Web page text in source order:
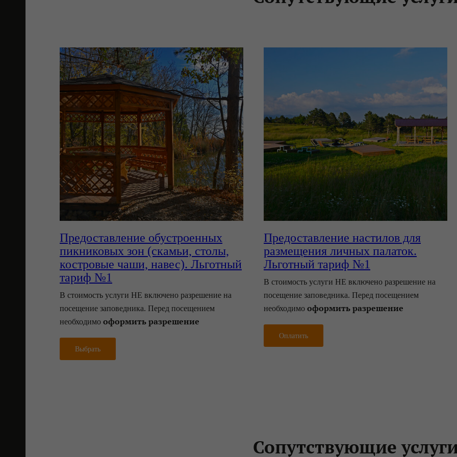
Предоставление обустроенных
пикниковых зон (скамьи, столы,
костровые чаши, навес)‎. Льготный
тариф №1
В стоимость услуги НЕ включено разрешение на
посещение заповедника. Перед посещением
необходимо оформить разрешение
Выбрать
Предоставление настилов для
размещения личных палаток‎.
Льготный тариф №1
В стоимость услуги НЕ включено разрешение на
посещение заповедника. Перед посещением
необходимо оформить разрешение
Оплатить
Сопутствующие